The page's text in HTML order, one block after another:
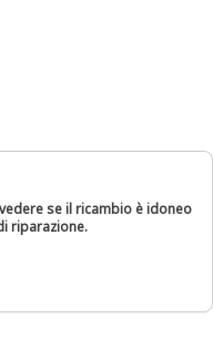
se il ricambio è idoneo
riparazione.